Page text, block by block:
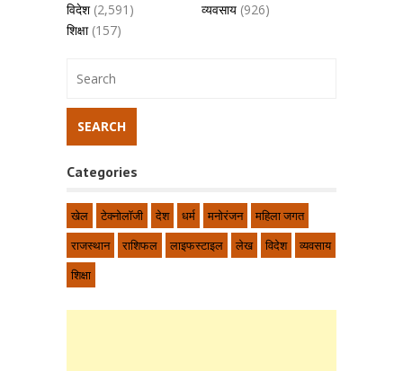
विदेश(2,591) व्यवसाय (926)
शिक्षा(157)
Categories
खेल टेक्नोलॉजी देश धर्म मनोरंजन
महिला जगत
राजस्थान
राशिफल लाइफस्टाइल लेख विदेश
व्यवसाय
शिक्षा